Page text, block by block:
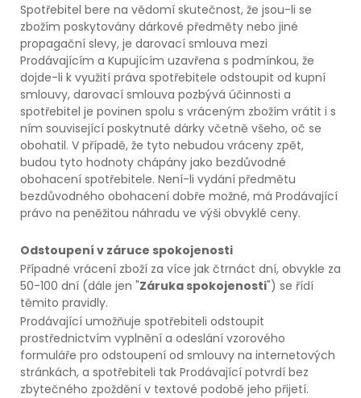
Spotřebitel bere na vědomí skutečnost, že jsou-li se
zbožím poskytovány dárkové předměty nebo jiné
propagační slevy, je darovací smlouva mezi
Prodávajícím a Kupujícím uzavřena s podmínkou, že
dojde-li k využití práva spotřebitele odstoupit od kupní
smlouvy, darovací smlouva pozbývá účinnosti a
spotřebitel je povinen spolu s vráceným zbožím vrátit i s
ním související poskytnuté dárky včetně všeho, oč se
obohatil. V případě, že tyto nebudou vráceny zpět,
budou tyto hodnoty chápány jako bezdůvodné
obohacení spotřebitele. Není-li vydání předmětu
bezdůvodného obohacení dobře možné, má Prodávající
právo na peněžitou náhradu ve výši obvyklé ceny.
Odstoupení v záruce spokojenosti
Případné vrácení zboží za více jak čtrnáct dní, obvykle za
50-100 dní (dále jen "Záruka spokojenosti") se řídí
těmito pravidly.
Prodávající umožňuje spotřebiteli odstoupit
prostřednictvím vyplnění a odeslání vzorového
formuláře pro odstoupení od smlouvy na internetových
stránkách, a spotřebiteli tak Prodávající potvrdí bez
zbytečného zpoždění v textové podobě jeho přijetí.